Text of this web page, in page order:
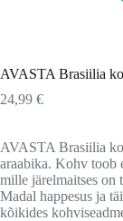
AVASTA Brasiilia
24,99 €
AVASTA Brasiilia
araabika. Kohv toob
mille järelmaitses on
Madal happesus ja
kõikides